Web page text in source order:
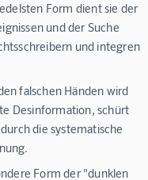
Form dient sie der
und der Suche
und integren
falschen Händen wird
Desinformation, schürt
die systematische
Form der "dunklen